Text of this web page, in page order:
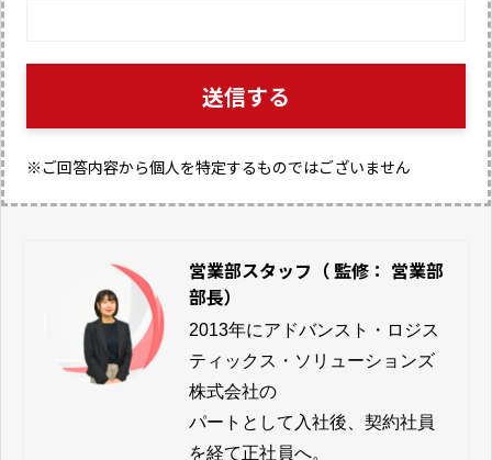
※ご回答内容から個人を特定するものではございません
営業部スタッフ（ 監修： 営業部
部長）
2013年にアドバンスト・ロジス
ティックス・ソリューションズ
株式会社の
パートとして入社後、契約社員
を経て正社員へ。